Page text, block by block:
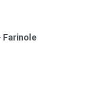
Farinole